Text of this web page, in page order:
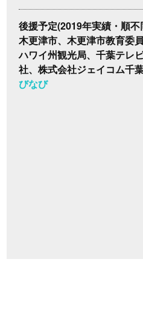
後援予定(2019年実績・順不
木更津市、木更津市教育委
ハワイ州観光局、千葉テレ
社、株式会社ジェイコム千
びなび